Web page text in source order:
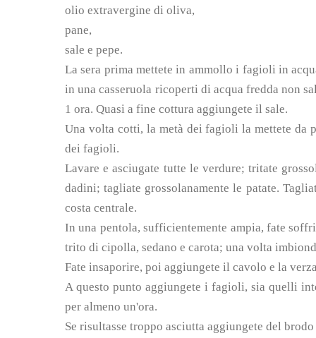
olio extravergine di oliva,
pane,
sale e pepe.
La sera prima mettete in ammollo i fagioli in
in una casseruola ricoperti di acqua fredda non
1 ora. Quasi a fine cottura aggiungete il sale.
Una volta cotti, la metà dei fagioli la mettete da
dei fagioli.
Lavare e asciugate tutte le verdure; tritate
dadini; tagliate grossolanamente le patate.
costa centrale.
In una pentola, sufficientemente ampia, fate
trito di cipolla, sedano e carota; una volta
Fate insaporire, poi aggiungete il cavolo e la
A questo punto aggiungete i fagioli, sia quelli
per almeno un'ora.
Se risultasse troppo asciutta aggiungete del